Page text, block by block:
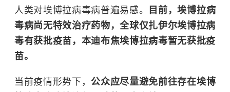
人类对埃博拉病毒病普遍易感。
目前，埃博拉病
毒病尚无特效治疗药物，全球仅扎伊尔埃博拉病
毒有获批疫苗，本迪布焦埃博拉病毒暂无获批疫
苗。
当前疫情形势下，公众应尽量避免前往存在埃博